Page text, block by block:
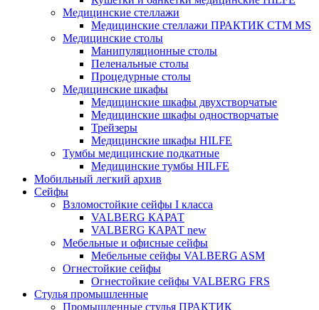
Медицинские стеллажи
Медицинские стеллажи ПРАКТИК СТМ MS
Медицинские столы
Манипуляционные столы
Пеленальные столы
Процедурные столы
Медицинские шкафы
Медицинские шкафы двухстворчатые
Медицинские шкафы одностворчатые
Трейзеры
Медицинские шкафы HILFE
Тумбы медицинские подкатные
Медицинские тумбы HILFE
Мобильный легкий архив
Сейфы
Взломостойкие сейфы I класса
VALBERG КАРАТ
VALBERG КАРАТ new
Мебельные и офисные сейфы
Мебельные сейфы VALBERG ASM
Огнестойкие сейфы
Огнестойкие сейфы VALBERG FRS
Стулья промышленные
Промышленные стулья ПРАКТИК